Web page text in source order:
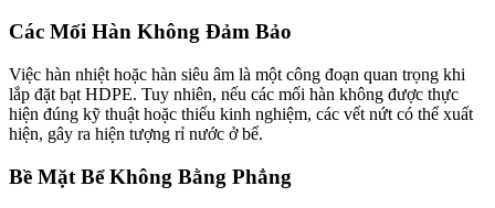
Các Mối Hàn Không Đảm Bảo
Việc hàn nhiệt hoặc hàn siêu âm là một công đoạn quan trọng khi
lắp đặt bạt HDPE. Tuy nhiên, nếu các mối hàn không được thực
hiện đúng kỹ thuật hoặc thiếu kinh nghiệm, các vết nứt có thể xuất
hiện, gây ra hiện tượng rỉ nước ở bể.
Bề Mặt Bể Không Bằng Phẳng